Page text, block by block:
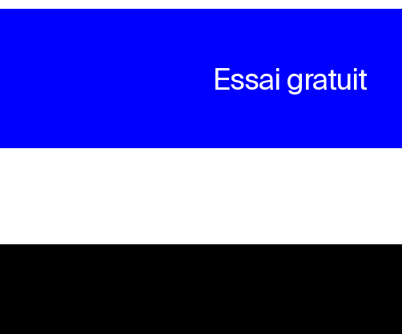
Essai gratuit